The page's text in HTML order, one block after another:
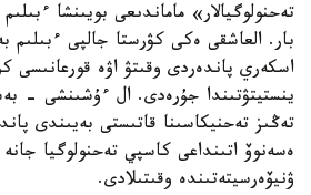
تەحنولوگيالار» ماماندىعى بويىنشا
بار. العاشقى ەكى كۋرستا جالپى ءبىلىم
اسكەري پاندەردى وقىتۋ اۋە قورعانىسى
ينستيتۋتىندا جۇرەدى. ال ءۇشىنشى -
تەڭىز تەحنيكاسىنا قاتىستى بەيىندى
ەسەنوۆ اتىنداعى كاسپي تەحنولوگيا
ۋنيۆەرسيتەتىندە وقىتىلادى.